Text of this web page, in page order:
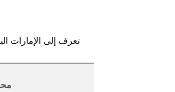
تعرف إلى الإمارات